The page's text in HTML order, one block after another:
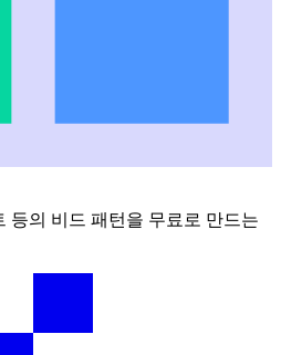
등의 비드 패턴을 무료로 만드는